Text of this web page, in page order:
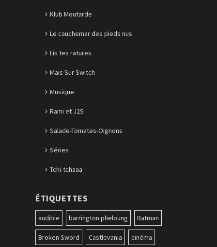
Klub Moutarde
Le cauchemar des pieds nus
Lis tes ratures
Mais Sur Switch
Musique
Rami et J2S
Salade-Tomates-Oignons
Séries
Tchi-tchaaa
ÉTIQUETTES
audible barrington pheloung Batman
Broken Sword Castlevania cinéma